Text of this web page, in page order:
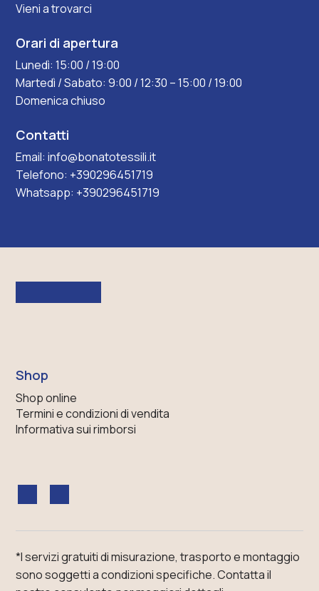
Vieni a trovarci
Orari di apertura
Lunedì: 15:00 / 19:00
Martedì / Sabato: 9:00 / 12:30 – 15:00 / 19:00
Domenica chiuso
Contatti
Email:info@bonatotessili.it
Telefono: +390296451719
Whatsapp: +390296451719
Shop
Shop online
Termini e condizioni di vendita
Informativa sui rimborsi
*I servizi gratuiti di misurazione, trasporto e montaggio
sono soggetti a condizioni specifiche.Contatta il